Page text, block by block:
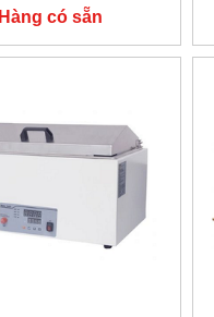
Hàng có sẵn